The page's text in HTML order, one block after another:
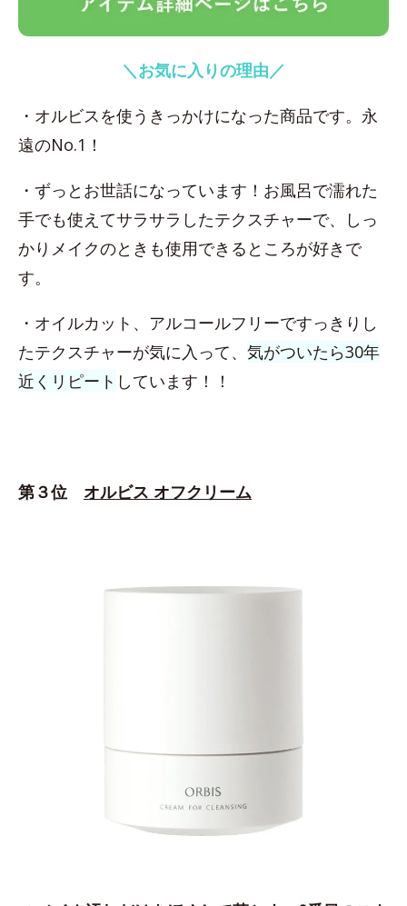
＼お気に入りの理由／
・オルビスを使うきっかけになった商品です。永
遠のNo.1！
・ずっとお世話になっています！お風呂で濡れた
手でも使えてサラサラしたテクスチャーで、しっ
かりメイクのときも使用できるところが好きで
す。
・オイルカット、アルコールフリーですっきりし
たテクスチャーが気に入って、 気がついたら30年
近くリピート しています！！
第３位 オルビス オフクリーム